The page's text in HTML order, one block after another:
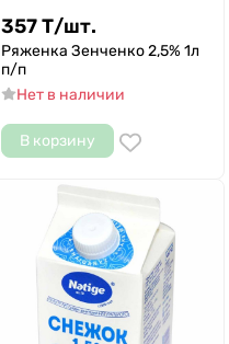
357Т/шт.
Ряженка Зенченко 2,5% 1л
п/п
Нет в наличии
В корзину